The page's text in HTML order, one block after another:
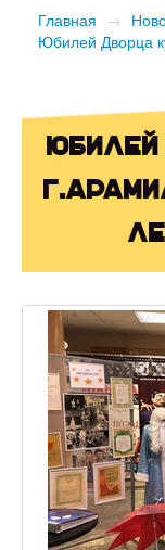
Главная →
Юбилей Дворца